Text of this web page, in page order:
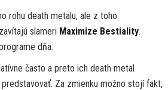
rohu death metalu, ale z toho
slameri Maximize Bestiality.
dňa.
často a preto ich death metal
Za zmienku možno stojí fakt,